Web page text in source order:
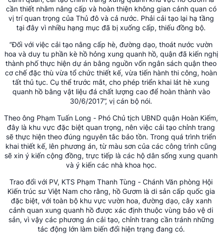
cần thiết nhằm nâng cấp và hoàn thiện không gian cảnh quan có
vị trí quan trọng của Thủ đô và cả nước. Phải cải tạo lại hạ tầng
tại đây vì nhiều hạng mục đã bị xuống cấp, thiếu đồng bộ.
“Đối với việc cải tạo nâng cấp hè, đường dạo, thoát nước vườn
hoa và duy tu phần kè hồ hỏng xung quanh hồ, quận đã kiến nghị
thành phố thực hiện dự án bằng nguồn vốn ngân sách quận theo
cơ chế đặc thù vừa tổ chức thiết kế, vừa tiến hành thi công, hoàn
tất thủ tục. Cụ thể trước mắt, cho phép triển khai lát hè xung
quanh hồ bằng vật liệu đá chất lượng cao để hoàn thành vào
30/6/2017”, vị cán bộ nói.
Theo ông Phạm Tuấn Long - Phó Chủ tịch UBND quận Hoàn Kiếm,
đây là khu vực đặc biệt quan trọng, nên việc cải tạo chỉnh trang
sẽ thực hiện theo đúng nguyên tắc bảo tồn. Trong quá trình triển
khai thiết kế, lên phương án, từ màu sơn của các công trình cũng
sẽ xin ý kiến cộng đồng, trực tiếp là các hộ dân sống xung quanh
và ý kiến các nhà khoa học.
Trao đổi với PV, KTS Phạm Thanh Tùng - Chánh Văn phòng Hội
Kiến trúc sư Việt Nam cho rằng, hồ Gươm là di sản cấp quốc gia
đặc biệt, với toàn bộ khu vực vườn hoa, đường dạo, cây xanh
cảnh quan xung quanh hồ được xác định thuộc vùng bảo vệ di
sản, vì vậy các phương án cải tạo, chỉnh trang cần tránh những
tác động lớn làm biến đổi hiện trạng đang có.